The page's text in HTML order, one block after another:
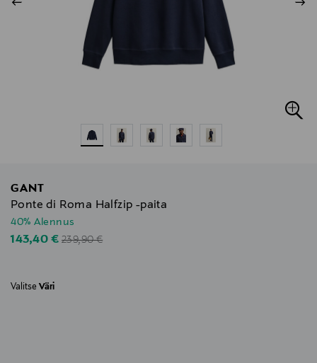
GANT
Ponte di Roma Halfzip -paita
40% Alennus
Discounted Price
143,40 €Original Price
239,90 €
Valitse Väri